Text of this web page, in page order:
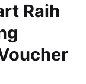
Raih